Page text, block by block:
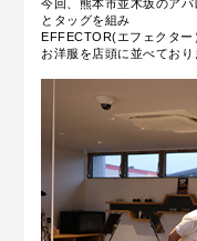
今回、熊本市並木坂のアパ
とタッグを組み
EFFECTOR(エフェクター
お洋服を店頭に並べており